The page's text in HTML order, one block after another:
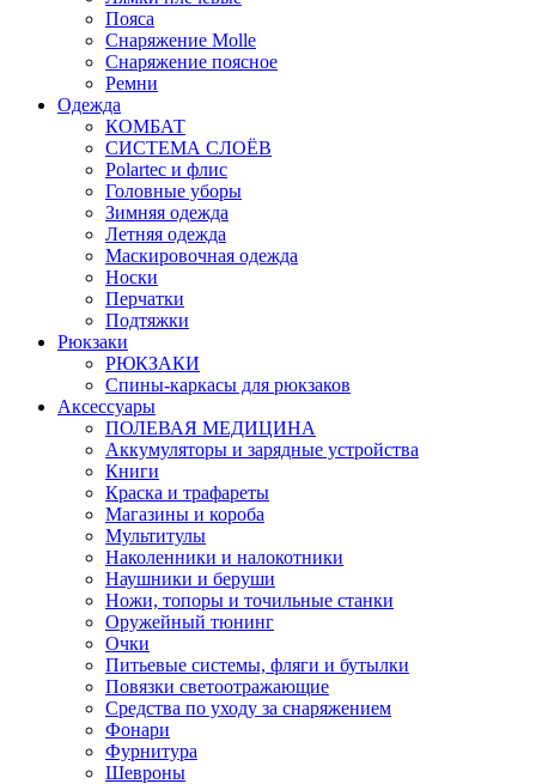
Пояса
Снаряжение Molle
Снаряжение поясное
Ремни
Одежда
КОМБАТ
СИСТЕМА СЛОЁВ
Polartec и флис
Головные уборы
Зимняя одежда
Летняя одежда
Маскировочная одежда
Носки
Перчатки
Подтяжки
Рюкзаки
РЮКЗАКИ
Спины-каркасы для рюкзаков
Аксессуары
ПОЛЕВАЯ МЕДИЦИНА
Аккумуляторы и зарядные устройства
Книги
Краска и трафареты
Магазины и короба
Мультитулы
Наколенники и налокотники
Наушники и беруши
Ножи, топоры и точильные станки
Оружейный тюнинг
Очки
Питьевые системы, фляги и бутылки
Повязки светоотражающие
Средства по уходу за снаряжением
Фонари
Фурнитура
Шевроны